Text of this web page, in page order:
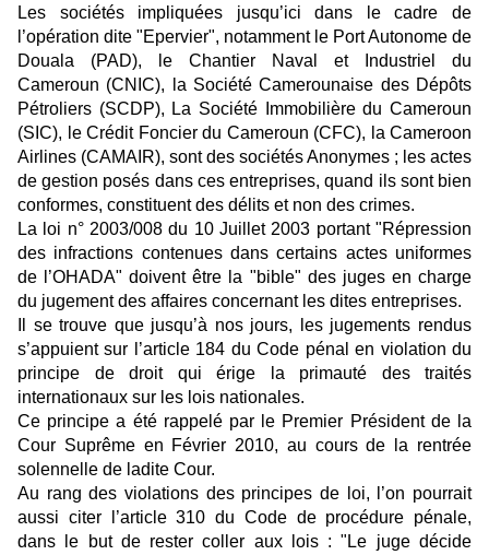
Les sociétés impliquées jusqu’ici dans le cadre de
l’opération dite "Epervier", notamment le Port Autonome de
Douala (PAD), le Chantier Naval et Industriel du
Cameroun (CNIC), la Société Camerounaise des Dépôts
Pétroliers (SCDP), La Société Immobilière du Cameroun
(SIC), le Crédit Foncier du Cameroun (CFC), la Cameroon
Airlines (CAMAIR), sont des sociétés Anonymes ; les actes
de gestion posés dans ces entreprises, quand ils sont bien
conformes, constituent des délits et non des crimes.
La loi n° 2003/008 du 10 Juillet 2003 portant "Répression
des infractions contenues dans certains actes uniformes
de l’OHADA" doivent être la "bible" des juges en charge
du jugement des affaires concernant les dites entreprises.
Il se trouve que jusqu’à nos jours, les jugements rendus
s’appuient sur l’article 184 du Code pénal en violation du
principe de droit qui érige la primauté des traités
internationaux sur les lois nationales.
Ce principe a été rappelé par le Premier Président de la
Cour Suprême en Février 2010, au cours de la rentrée
solennelle de ladite Cour.
Au rang des violations des principes de loi, l’on pourrait
aussi citer l’article 310 du Code de procédure pénale,
dans le but de rester coller aux lois : "Le juge décide